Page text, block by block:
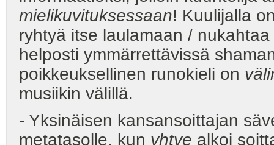
mielikuvituksessaan! Kuulijalla
ryhtyä itse laulamaan /
helposti ymmärrettävissä
poikkeuksellinen runokieli on
musiikin välillä.
- Yksinäisen kansansoittajan
metatasolle, kun yhtye alkoi